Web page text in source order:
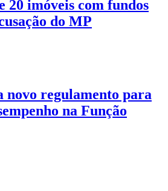
20 imóveis com fundos
do MP
novo regulamento para
na Função